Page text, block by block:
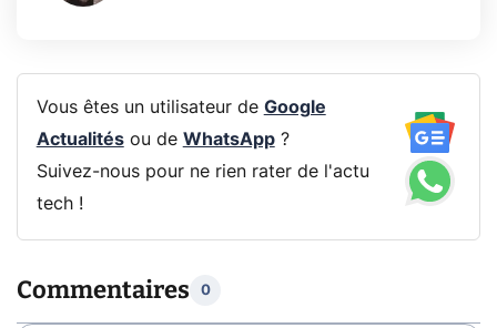
Vous êtes un utilisateur de Google
Actualitésou de WhatsApp?
Suivez-nous pour ne rien rater de l'actu
tech !
Commentaires 0